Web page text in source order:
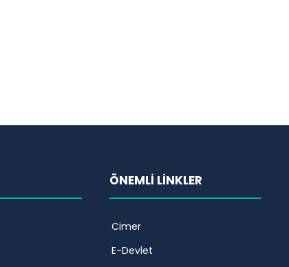
ÖNEMLİ LİNKLER
Cimer
E-Devlet